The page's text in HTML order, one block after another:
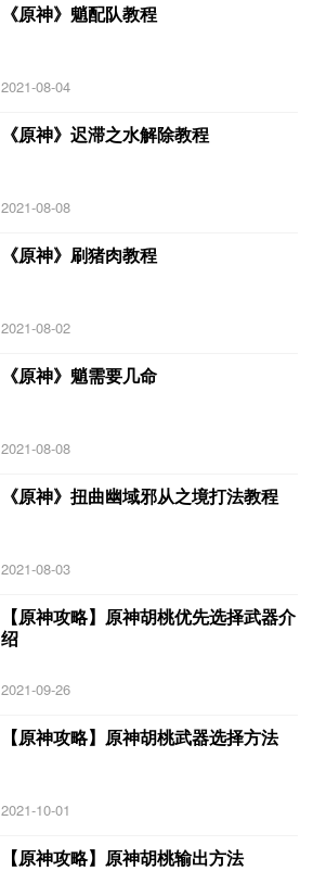
《原神》魈配队教程
2021-08-04
《原神》迟滞之水解除教程
2021-08-08
《原神》刷猪肉教程
2021-08-02
《原神》魈需要几命
2021-08-08
《原神》扭曲幽域邪从之境打法教程
2021-08-03
【原神攻略】原神胡桃优先选择武器介
绍
2021-09-26
【原神攻略】原神胡桃武器选择方法
2021-10-01
【原神攻略】原神胡桃输出方法